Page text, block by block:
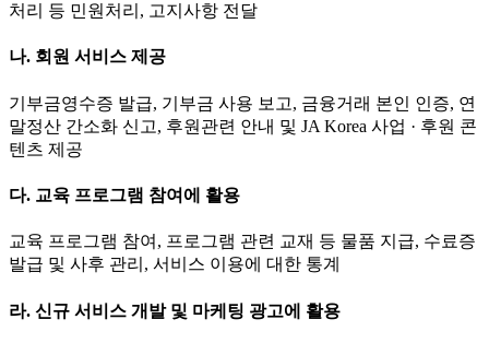
처리 등 민원처리, 고지사항 전달
나. 회원 서비스 제공
기부금영수증 발급, 기부금 사용 보고, 금융거래 본인 인증, 연
말정산 간소화 신고, 후원관련 안내 및 JA Korea 사업 · 후원 콘
텐츠 제공
다. 교육 프로그램 참여에 활용
교육 프로그램 참여, 프로그램 관련 교재 등 물품 지급, 수료증
발급 및 사후 관리, 서비스 이용에 대한 통계
라. 신규 서비스 개발 및 마케팅 광고에 활용